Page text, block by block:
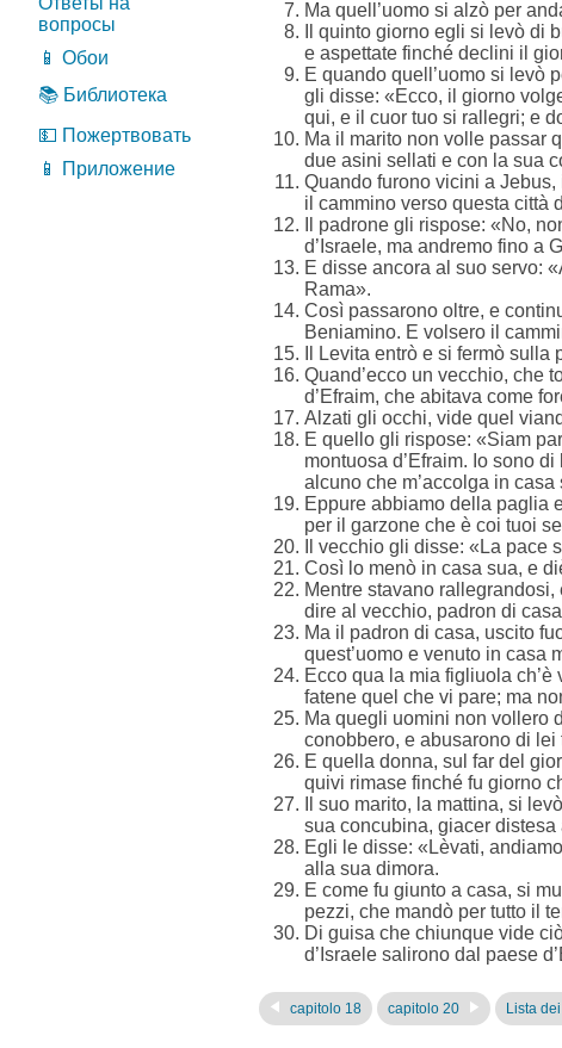
вопросы
📱 Обои
📚 Библиотека
💵 Пожертвовать
📱 Приложение
Ma quell’uomo si alzò per
Il quinto giorno egli si levò di
e aspettate finché declini il
E quando quell’uomo si levò
gli disse: «Ecco, il giorno
qui, e il cuor tuo si rallegri; e
Ma il marito non volle passar
due asini sellati e con la sua
Quando furono vicini a
il cammino verso questa città
Il padrone gli rispose: «No,
d’Israele, ma andremo fino a
E disse ancora al suo servo:
Rama».
Così passarono oltre, e
Beniamino. E volsero il
Il Levita entrò e si fermò
Quand’ecco un vecchio, che
d’Efraim, che abitava come
Alzati gli occhi, vide quel
E quello gli rispose: «Siam
montuosa d’Efraim. Io sono
alcuno che m’accolga in casa
Eppure abbiamo della paglia
per il garzone che è coi tuoi
Il vecchio gli disse: «La pace
Così lo menò in casa sua, e
Mentre stavano
dire al vecchio, padron di
Ma il padron di casa, uscito
quest’uomo e venuto in casa
Ecco qua la mia figliuola
fatene quel che vi pare; ma
Ma quegli uomini non vollero
conobbero, e abusarono di lei
E quella donna, sul far del
quivi rimase finché fu giorno
Il suo marito, la mattina, si
sua concubina, giacer
Egli le disse: «Lèvati,
alla sua dimora.
E come fu giunto a casa, si
pezzi, che mandò per tutto il
Di guisa che chiunque vide
d’Israele salirono dal paese
capitolo 18 capitolo 20 Lista